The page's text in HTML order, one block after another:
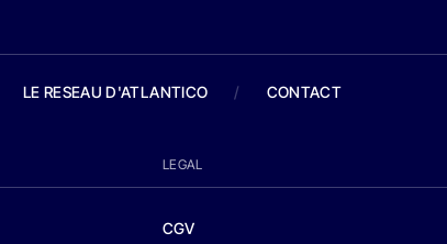
LE RESEAU D'ATLANTICO / CONTACT
LEGAL
CGV